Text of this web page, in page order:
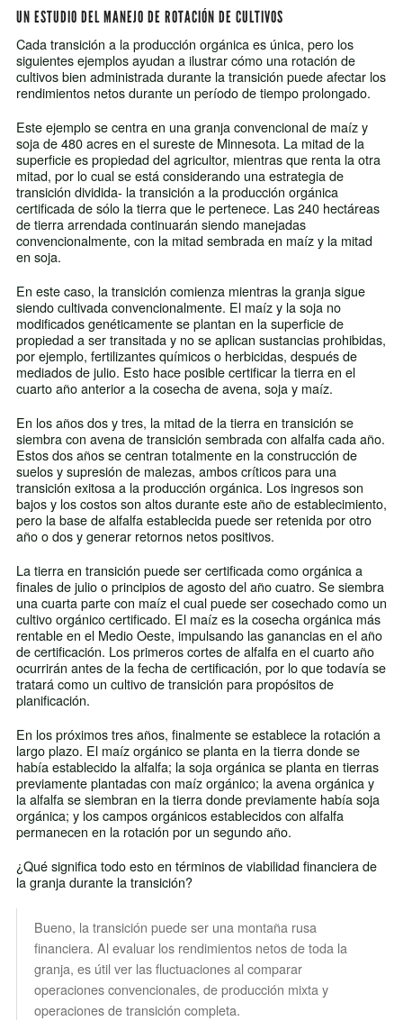
UN ESTUDIO DEL MANEJO DE ROTACIÓN DE CULTIVOS
Cada transición a la producción orgánica es única, pero los
siguientes ejemplos ayudan a ilustrar cómo una rotación de
cultivos bien administrada durante la transición puede afectar los
rendimientos netos durante un período de tiempo prolongado.
Este ejemplo se centra en una granja convencional de maíz y
soja de 480 acres en el sureste de Minnesota. La mitad de la
superficie es propiedad del agricultor, mientras que renta la otra
mitad, por lo cual se está considerando una estrategia de
transición dividida- la transición a la producción orgánica
certificada de sólo la tierra que le pertenece. Las 240 hectáreas
de tierra arrendada continuarán siendo manejadas
convencionalmente, con la mitad sembrada en maíz y la mitad
en soja.
En este caso, la transición comienza mientras la granja sigue
siendo cultivada convencionalmente. El maíz y la soja no
modificados genéticamente se plantan en la superficie de
propiedad a ser transitada y no se aplican sustancias prohibidas,
por ejemplo, fertilizantes químicos o herbicidas, después de
mediados de julio. Esto hace posible certificar la tierra en el
cuarto año anterior a la cosecha de avena, soja y maíz.
En los años dos y tres, la mitad de la tierra en transición se
siembra con avena de transición sembrada con alfalfa cada año.
Estos dos años se centran totalmente en la construcción de
suelos y supresión de malezas, ambos críticos para una
transición exitosa a la producción orgánica. Los ingresos son
bajos y los costos son altos durante este año de establecimiento,
pero la base de alfalfa establecida puede ser retenida por otro
año o dos y generar retornos netos positivos.
La tierra en transición puede ser certificada como orgánica a
finales de julio o principios de agosto del año cuatro. Se siembra
una cuarta parte con maíz el cual puede ser cosechado como un
cultivo orgánico certificado. El maíz es la cosecha orgánica más
rentable en el Medio Oeste, impulsando las ganancias en el año
de certificación. Los primeros cortes de alfalfa en el cuarto año
ocurrirán antes de la fecha de certificación, por lo que todavía se
tratará como un cultivo de transición para propósitos de
planificación.
En los próximos tres años, finalmente se establece la rotación a
largo plazo. El maíz orgánico se planta en la tierra donde se
había establecido la alfalfa; la soja orgánica se planta en tierras
previamente plantadas con maíz orgánico; la avena orgánica y
la alfalfa se siembran en la tierra donde previamente había soja
orgánica; y los campos orgánicos establecidos con alfalfa
permanecen en la rotación por un segundo año.
¿Qué significa todo esto en términos de viabilidad financiera de
la granja durante la transición?
Bueno, la transición puede ser una montaña rusa
financiera. Al evaluar los rendimientos netos de toda la
granja, es útil ver las fluctuaciones al comparar
operaciones convencionales, de producción mixta y
operaciones de transición completa.